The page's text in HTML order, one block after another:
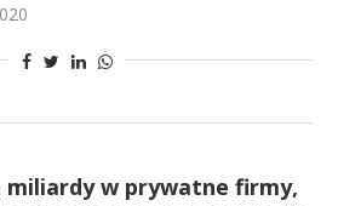
miliardy w prywatne firmy,